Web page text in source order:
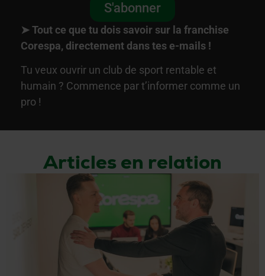
S'abonner
➤Tout ce que tu dois savoir sur la franchise
Corespa, directement dans tes e-mails !
Tu veux ouvrir un club de sport rentable et
humain ? Commence par t’informer comme un
pro !
Articles en relation